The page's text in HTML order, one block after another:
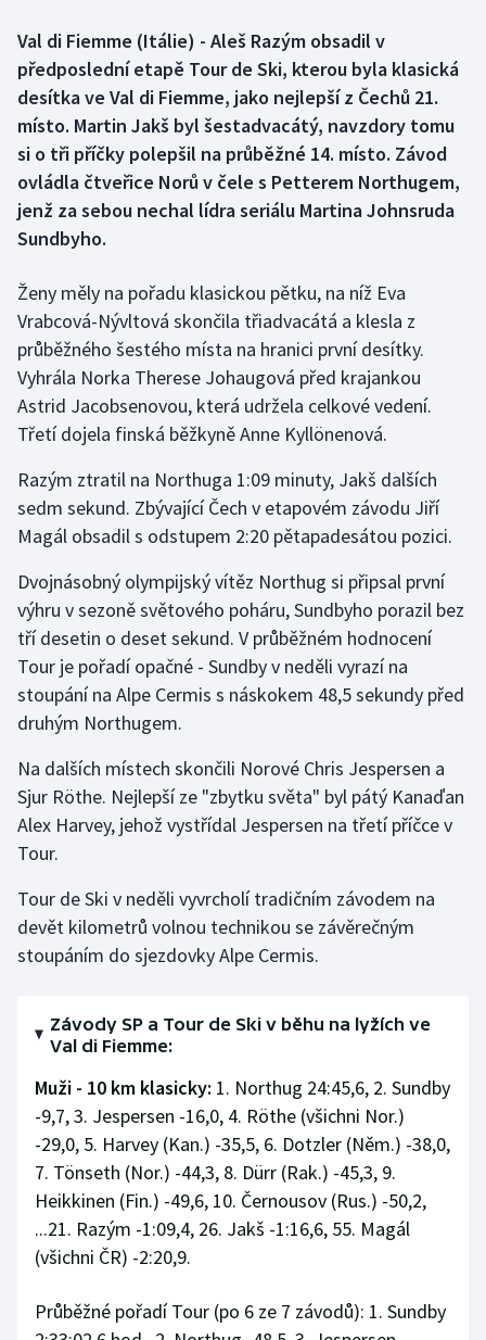
Boby a skeleton
Box
Curling
Dostihy
Futsal
Golf
Gymnastika
Házená
Jezdectví
Judo
Krasobruslení
Lezení
Lyže a snowboard
Moderní pětiboj
Motorsport
Olympijské hry
Parasport
Plážový volejbal
Ragby
Rychlobruslení
Rychlostní kanoistika
Short track
Sportovní střelba
AZ kvíz
Val di Fiemme (Itálie) - Aleš Razým obsadil v
předposlední etapě Tour de Ski, kterou byla klasická
desítka ve Val di Fiemme, jako nejlepší z Čechů 21.
místo. Martin Jakš byl šestadvacátý, navzdory tomu
si o tři příčky polepšil na průběžné 14. místo. Závod
ovládla čtveřice Norů v čele s Petterem Northugem,
jenž za sebou nechal lídra seriálu Martina Johnsruda
Sundbyho.
Ženy měly na pořadu klasickou pětku, na níž Eva
Vrabcová-Nývltová skončila třiadvacátá a klesla z
průběžného šestého místa na hranici první desítky.
Vyhrála Norka Therese Johaugová před krajankou
Astrid Jacobsenovou, která udržela celkové vedení.
Třetí dojela finská běžkyně Anne Kyllönenová.
Razým ztratil na Northuga 1:09 minuty, Jakš dalších
sedm sekund. Zbývající Čech v etapovém závodu Jiří
Magál obsadil s odstupem 2:20 pětapadesátou pozici.
Dvojnásobný olympijský vítěz Northug si připsal první
výhru v sezoně světového poháru, Sundbyho porazil bez
tří desetin o deset sekund. V průběžném hodnocení
Tour je pořadí opačné - Sundby v neděli vyrazí na
stoupání na Alpe Cermis s náskokem 48,5 sekundy před
druhým Northugem.
Na dalších místech skončili Norové Chris Jespersen a
Sjur Röthe. Nejlepší ze "zbytku světa" byl pátý Kanaďan
Alex Harvey, jehož vystřídal Jespersen na třetí příčce v
Tour.
Tour de Ski v neděli vyvrcholí tradičním závodem na
devět kilometrů volnou technikou se závěrečným
stoupáním do sjezdovky Alpe Cermis.
Závody SP a Tour de Ski v běhu na lyžích ve
Val di Fiemme:
Muži - 10 km klasicky: 1. Northug 24:45,6, 2. Sundby
-9,7, 3. Jespersen -16,0, 4. Röthe (všichni Nor.)
-29,0, 5. Harvey (Kan.) -35,5, 6. Dotzler (Něm.) -38,0,
7. Tönseth (Nor.) -44,3, 8. Dürr (Rak.) -45,3, 9.
Heikkinen (Fin.) -49,6, 10. Černousov (Rus.) -50,2,
...21. Razým -1:09,4, 26. Jakš -1:16,6, 55. Magál
(všichni ČR) -2:20,9.
Průběžné pořadí Tour (po 6 ze 7 závodů): 1. Sundby